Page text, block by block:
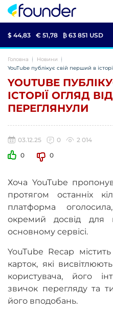
$ 44,83 € 51,78 ₿ 63 851 USD
Головна
Новини
YouTube публікує свій перший в
YOUTUBE
ІСТОРІЇ ОГЛЯД
ПЕРЕГЛЯНУЛИ
03.12.25 0
2 014
0
0
Хоча YouTube
протягом останніх
платформа
окремий досвід для
основному сервісі.
YouTube Recap
карток, які
користувача, його
звичок перегляду та
його вподобань.